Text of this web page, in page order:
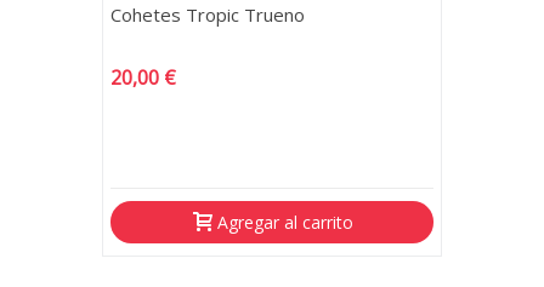
Cohetes Tropic Trueno
20,00 €
Agregar al carrito